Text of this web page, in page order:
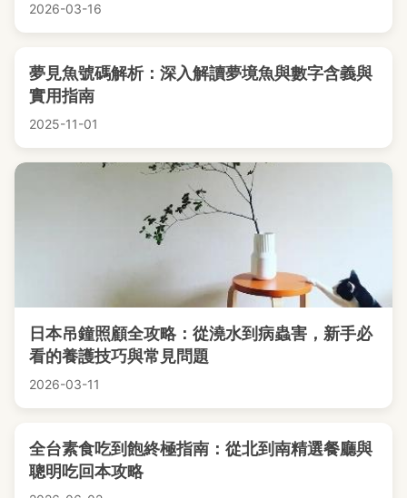
2026-03-16
夢見魚號碼解析：深入解讀夢境魚與數字含義與
實用指南
2025-11-01
日本吊鐘照顧全攻略：從澆水到病蟲害，新手必
看的養護技巧與常見問題
2026-03-11
全台素食吃到飽終極指南：從北到南精選餐廳與
聰明吃回本攻略